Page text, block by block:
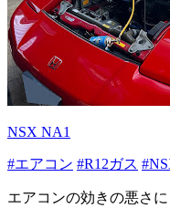
NSX NA1
#エアコン #R12ガス
エアコンの効きの悪さ